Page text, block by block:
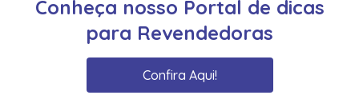
Conheça nosso Portal de dicas
para Revendedoras
Confira Aqui!